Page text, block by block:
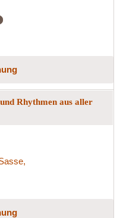
Rhythmen aus aller